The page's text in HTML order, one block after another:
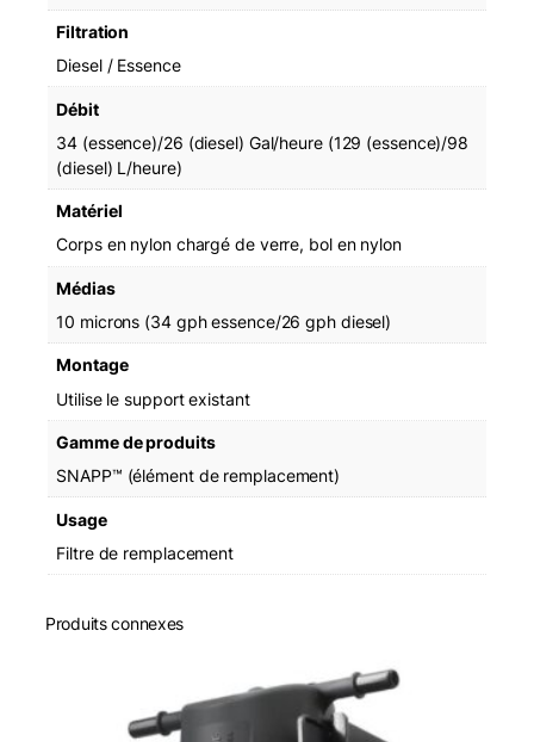
Filtration
Diesel / Essence
Débit
34 (essence)/26 (diesel) Gal/heure (129 (essence)/98
(diesel) L/heure)
Matériel
Corps en nylon chargé de verre, bol en nylon
Médias
10 microns (34 gph essence/26 gph diesel)
Montage
Utilise le support existant
Gamme de produits
SNAPP™ (élément de remplacement)
Usage
Filtre de remplacement
Produits connexes